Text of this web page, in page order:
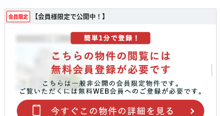
会員限定 【会員様限定で公開中！】